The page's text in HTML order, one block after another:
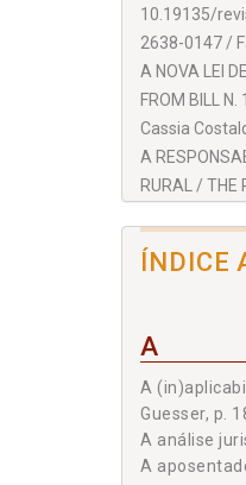
AVALIADOR
Prof. Dr.
TÉCNICO DE
David
Ana Carolina
Ana Paula
Andréa
Andrés
10.19135/
2638-0147 /
A NOVA LEI
FROM BILL
Cassia
A
RURAL / THE
Capítulo 02 -
6365-6283 /
A EVOLUÇÃO
DE 2014 E A
FIGHT
10.19135/
ÍNDICE
A
A
Guesser, p.
A análise
A